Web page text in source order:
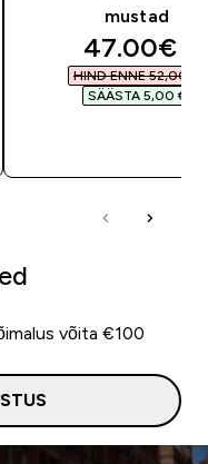
mustad
47.00€‎
HIND ENNE 52,00 €‎
SÄÄSTA 5,00 €‎
võita €100